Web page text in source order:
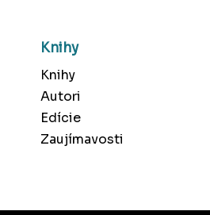
Knihy
Knihy
Autori
Edície
Zaujímavosti